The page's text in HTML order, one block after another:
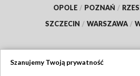
OPOLE / POZNAŃ /
SZCZECIN / WARSZAWA /
Szanujemy Twoją prywatność